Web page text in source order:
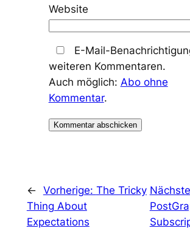
Website
E-Mail-
weiteren Kommentaren.
Auch möglich: Abo ohne
Kommentar.
← Vorherige: The Tricky
Thing About
Expectations